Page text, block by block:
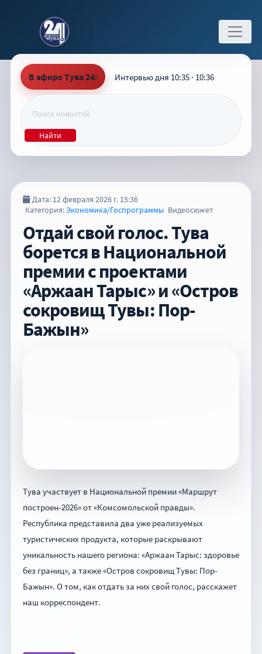
В эфире Тува 24: Интервью дня 10:35 · 10:36
Найти
Дата: 12 февраля 2026 г. 15:36
Категория:Экономика/Госпрограммы Видеосюжет
Отдай свой голос. Тува
борется в Национальной
премии с проектами
«Аржаан Тарыс» и «Остров
сокровищ Тувы: Пор-
Бажын»
Тува участвует в Национальной премии «Маршрут
построен-2026» от «Комсомольской правды».
Республика представила два уже реализуемых
туристических продукта, которые раскрывают
уникальность нашего региона: «Аржаан Тарыс: здоровье
без границ», а также «Остров сокровищ Тувы: Пор-
Бажын». О том, как отдать за них свой голос, расскажет
наш корреспондент.